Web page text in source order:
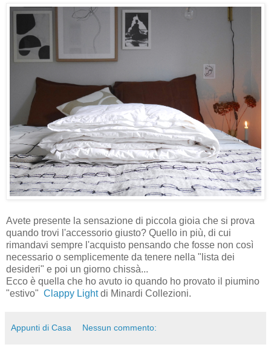
Avete presente la sensazione di piccola gioia che si prova
quando trovi l'accessorio giusto? Quello in più, di cui
rimandavi sempre l'acquisto pensando che fosse non così
necessario o semplicemente da tenere nella "lista dei
desideri" e poi un giorno chissà...
Ecco è quella che ho avuto io quando ho provato il piumino
"estivo" Clappy Lightdi Minardi Collezioni.
Appunti di Casa Nessun commento: